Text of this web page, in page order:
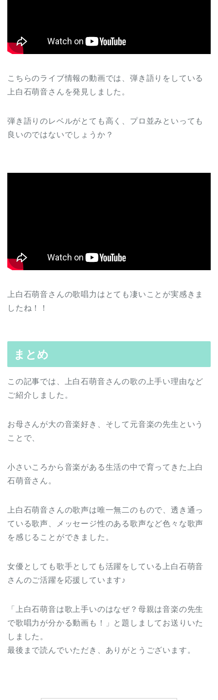
こちらのライブ情報の動画では、弾き語りをしている
上白石萌音さんを発見しました。
弾き語りのレベルがとても高く、プロ並みといっても
良いのではないでしょうか？
上白石萌音さんの歌唱力はとても凄いことが実感きま
したね！！
まとめ
この記事では、上白石萌音さんの歌の上手い理由など
ご紹介しました。
お母さんが大の音楽好き、そして元音楽の先生という
ことで、
小さいころから音楽がある生活の中で育ってきた上白
石萌音さん。
上白石萌音さんの歌声は唯一無二のもので、透き通っ
ている歌声、メッセージ性のある歌声など色々な歌声
を感じることができました。
女優としても歌手としても活躍をしている上白石萌音
さんのご活躍を応援しています♪
「上白石萌音は歌上手いのはなぜ？母親は音楽の先生
で歌唱力が分かる動画も！」と題しましてお送りいた
しました。
最後まで読んでいただき、ありがとうございます。